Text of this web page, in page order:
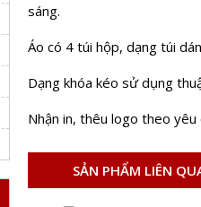
sáng.
Áo có 4 túi hộp, dạng túi
Dạng khóa kéo sử dụng
Nhận in, thêu logo theo yêu
SẢN PHẨM LIÊN